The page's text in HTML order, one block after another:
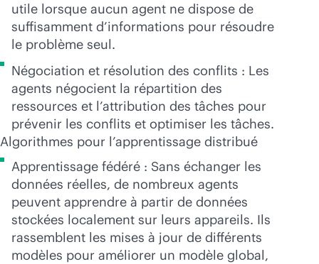
utile lorsque aucun agent ne dispose de
suffisamment d’informations pour résoudre
le problème seul.
Négociation et résolution des conflits : Les
agents négocient la répartition des
ressources et l’attribution des tâches pour
prévenir les conflits et optimiser les tâches.
Algorithmes pour l’apprentissage distribué
Apprentissage fédéré : Sans échanger les
données réelles, de nombreux agents
peuvent apprendre à partir de données
stockées localement sur leurs appareils. Ils
rassemblent les mises à jour de différents
modèles pour améliorer un modèle global,